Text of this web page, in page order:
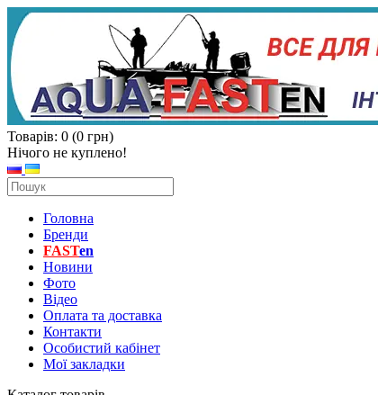
Товарів: 0 (0 грн)
Нічого не куплено!
Головна
Бренди
FASTen
Новини
Фото
Відео
Оплата та доставка
Контакти
Особистий кабінет
Мої закладки